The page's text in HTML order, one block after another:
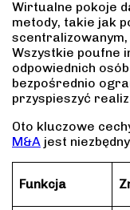
Wirtualne pokoje
metody, takie jak
Wszystkie poufne
odpowiednich
bezpośrednio
przyspieszyć
Oto kluczowe
M&A jest
Funkcja